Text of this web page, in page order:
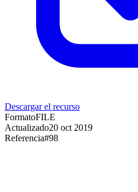
Descargar el recurso
FormatoFILE
Actualizado20 oct 2019
Referencia#98